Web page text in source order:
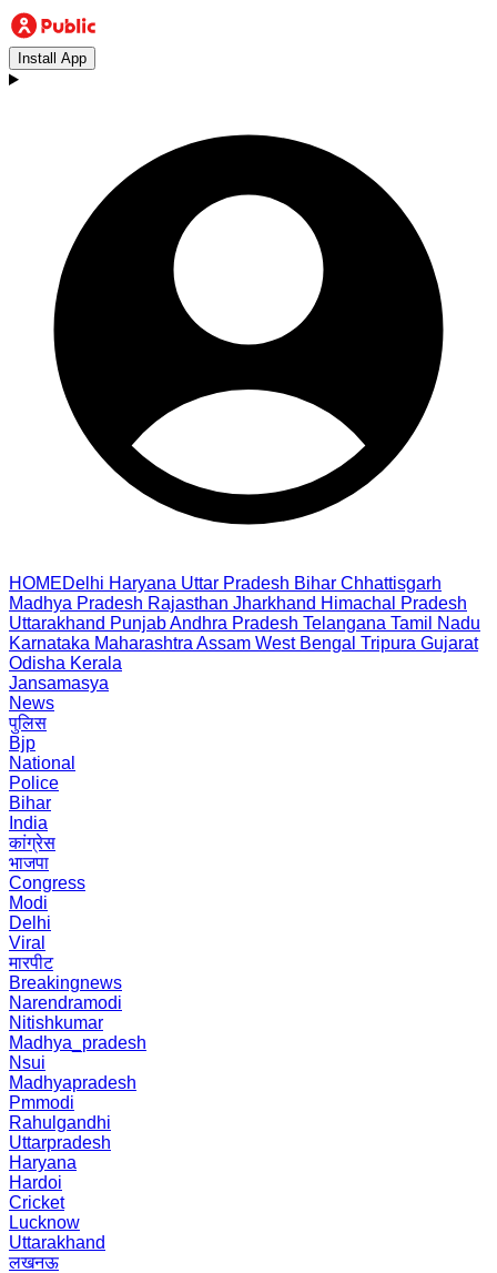
Install App
HOMEDelhi Haryana Uttar Pradesh Bihar Chhattisgarh
Madhya Pradesh Rajasthan Jharkhand Himachal Pradesh
Uttarakhand PunjabAndhra Pradesh Telangana Tamil Nadu
Karnataka Maharashtra Assam West Bengal Tripura Gujarat
Odisha Kerala
Jansamasya
News
पुलिस
Bjp
National
Police
Bihar
India
कांग्रेस
भाजपा
Congress
Modi
Delhi
Viral
मारपीट
Breakingnews
Narendramodi
Nitishkumar
Madhya_pradesh
Nsui
Madhyapradesh
Pmmodi
Rahulgandhi
Uttarpradesh
Haryana
Hardoi
Cricket
Lucknow
Uttarakhand
लखनऊ